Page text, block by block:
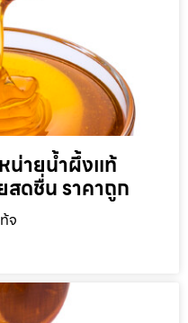
น่ายน้ำผึ้งแท้
ดชื่น ราคาถูก
จ